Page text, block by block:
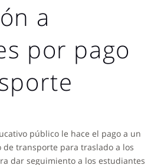
a
por pago
público le hace el pago a un
de transporte para traslado a los
dar seguimiento a los estudiantes